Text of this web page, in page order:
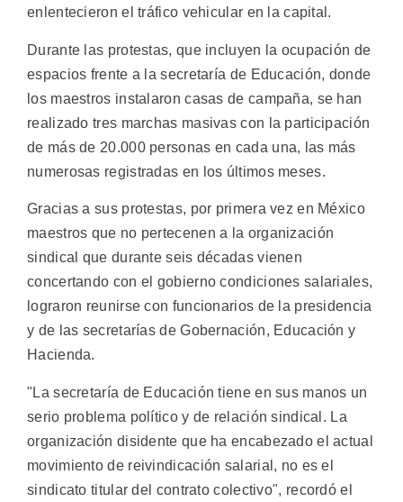
enlentecieron el tráfico vehicular en la capital.
Durante las protestas, que incluyen la ocupación de
espacios frente a la secretaría de Educación, donde
los maestros instalaron casas de campaña, se han
realizado tres marchas masivas con la participación
de más de 20.000 personas en cada una, las más
numerosas registradas en los últimos meses.
Gracias a sus protestas, por primera vez en México
maestros que no pertecenen a la organización
sindical que durante seis décadas vienen
concertando con el gobierno condiciones salariales,
lograron reunirse con funcionarios de la presidencia
y de las secretarías de Gobernación, Educación y
Hacienda.
"La secretaría de Educación tiene en sus manos un
serio problema político y de relación sindical. La
organización disidente que ha encabezado el actual
movimiento de reivindicación salarial, no es el
sindicato titular del contrato colectivo", recordó el